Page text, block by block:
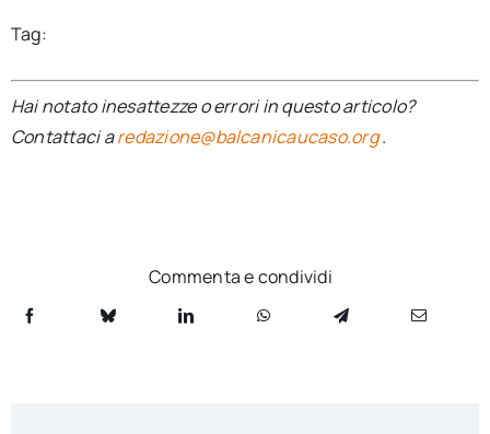
Tag:
Hai notato inesattezze o errori in questo articolo?
Contattaci aredazione@balcanicaucaso.org.
Commenta e condividi